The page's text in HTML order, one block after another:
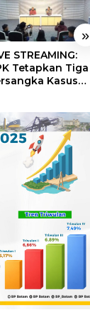
»
STREAMING:
Tetapkan Tiga
Kasus